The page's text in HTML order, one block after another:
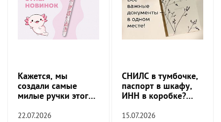
Кажется, мы
создали самые
милые ручки этого
22.07.2026
СНИЛС в тумбочке,
паспорт в шкафу,
ИНН в коробке?
прекратить!
15.07.2026